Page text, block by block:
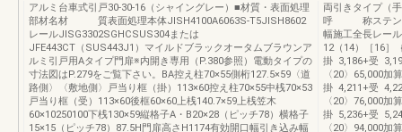
アルミ台車式引戸30-30-16（シャイングレー）■材質・表面処理
部材名材 質表面処理本体JISH4100A6063S-T5JISH8602
レールJISG3302SGHCSUS304または
JFE443CT（SUS443J1）マイルドブラックオータムブラウンア
ルミ引戸用Aタイプ門扉※内開き専用（P.380参照）電動タイプの
寸法図はP.279をご覧下さい。BA控え柱70×55側桁127.5×59〈道
路側〉〈敷地側〉戸当り框（掛）113×60控え柱70×55中桟70×53
戸当り框（受）113×60後框60×60上桟140.7×59上桟笠木
60×10250100下桟130×59縦格子A・B20×28（ピッチ78）横格子
15×15（ピッチ78）87.5H門扉高さH1174有効開口幅引き込み幅
両引きタイプ（
呼 称ステンレ
幅施工全長レー
12（14）［16］
掛 3,186+受
〈20〉65,000加
掛 4,211+受
〈20〉76,000加
掛 5,236+受
〈20〉94,000加